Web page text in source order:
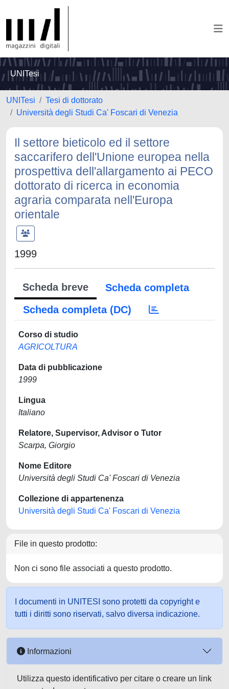
UNITesi
UNITesi
Tesi di dottorato
Università degli Studi Ca' Foscari di Venezia
Il settore bieticolo ed il settore
saccarifero dell'Unione europea nella
prospettiva dell'allargamento ai PECO
dottorato di ricerca in economia
agraria comparata nell'Europa
orientale
1999
Scheda breve
Scheda completa
Scheda completa (DC)
Corso di studio
AGRICOLTURA
Data di pubblicazione
1999
Lingua
Italiano
Relatore, Supervisor, Advisor o Tutor
Scarpa, Giorgio
Nome Editore
Università degli Studi Ca' Foscari di Venezia
Collezione di appartenenza
Università degli Studi Ca' Foscari di Venezia
File in questo prodotto:
Non ci sono file associati a questo prodotto.
I documenti in UNITESI sono protetti da copyright e
tutti i diritti sono riservati, salvo diversa indicazione.
Informazioni
Utilizza questo identificativo per citare o creare un link